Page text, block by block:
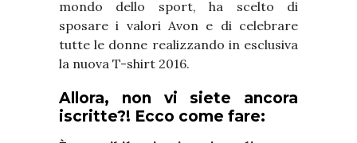
mondo dello sport, ha scelto di
sposare i valori Avon e di celebrare
tutte le donne realizzando in esclusiva
la nuova T-shirt 2016.
Allora, non vi siete ancora
iscritte?! Ecco come fare: